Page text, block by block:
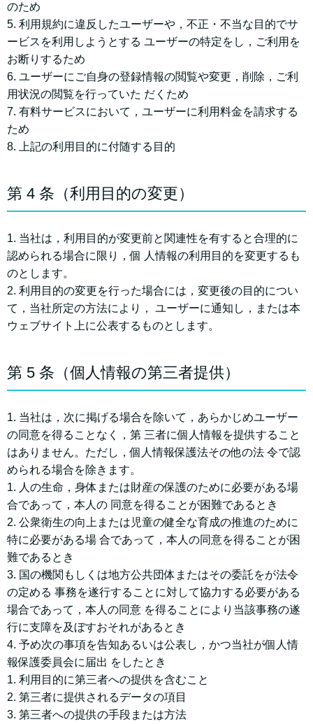
のため
5. 利⽤規約に違反したユーザーや，不正・不当な⽬的でサ
ービスを利⽤しようとする ユーザーの特定をし，ご利⽤を
お断りするため
6. ユーザーにご⾃⾝の登録情報の閲覧や変更，削除，ご利
⽤状況の閲覧を⾏っていた だくため
7. 有料サービスにおいて，ユーザーに利⽤料⾦を請求する
ため
8. 上記の利⽤⽬的に付随する⽬的
第 4 条（利⽤⽬的の変更）
1. 当社は，利⽤⽬的が変更前と関連性を有すると合理的に
認められる場合に限り，個 ⼈情報の利⽤⽬的を変更するも
のとします。
2. 利⽤⽬的の変更を⾏った場合には，変更後の⽬的につい
て，当社所定の⽅法により， ユーザーに通知し，または本
ウェブサイト上に公表するものとします。
第 5 条（個⼈情報の第三者提供）
1. 当社は，次に掲げる場合を除いて，あらかじめユーザー
の同意を得ることなく，第 三者に個⼈情報を提供すること
はありません。ただし，個⼈情報保護法その他の法 令で認
められる場合を除きます。
1. ⼈の⽣命，⾝体または財産の保護のために必要がある場
合であって，本⼈の 同意を得ることが困難であるとき
2. 公衆衛⽣の向上または児童の健全な育成の推進のために
特に必要がある場 合であって，本⼈の同意を得ることが困
難であるとき
3. 国の機関もしくは地⽅公共団体またはその委託をが法令
の定める 事務を遂⾏することに対して協⼒する必要がある
場合であって，本⼈の同意 を得ることにより当該事務の遂
⾏に⽀障を及ぼすおそれがあるとき
4. 予め次の事項を告知あるいは公表し，かつ当社が個⼈情
報保護委員会に届出 をしたとき
1. 利⽤⽬的に第三者への提供を含むこと
2. 第三者に提供されるデータの項⽬
3. 第三者への提供の⼿段または⽅法